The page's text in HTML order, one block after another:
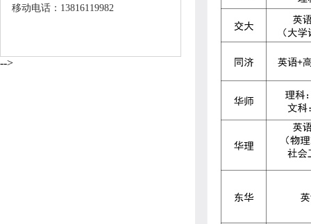
广场C楼203
移动电话：13816119982
-->